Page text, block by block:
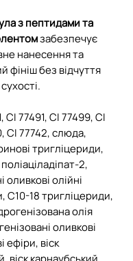
з пептидами та
забезпечує
нанесення та
фініш без відчуття
CI 77491, CI 77499, CI
CI 77742, слюда,
тригліцериди,
2,
оливкові олійні
C10-18 тригліцериди,
олія
оливкові
ефіри, віск